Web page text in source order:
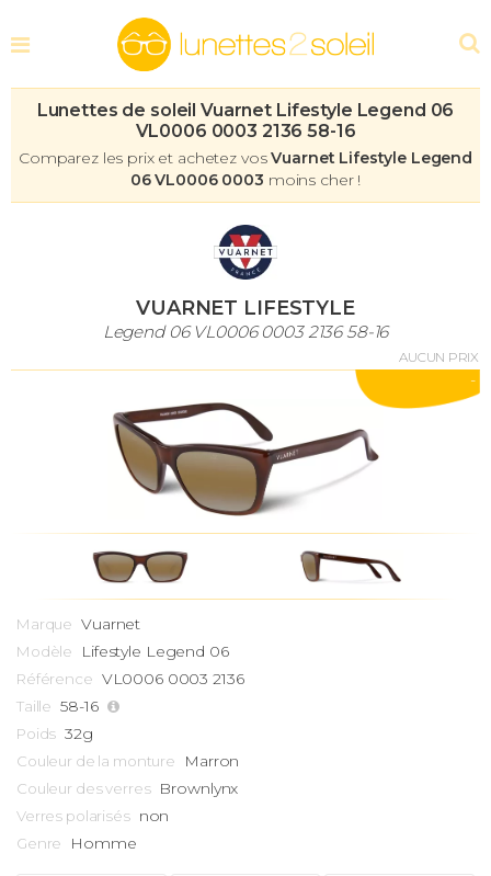
Lunettes de soleil Vuarnet Lifestyle Legend 06
VL0006 0003 2136 58-16
Comparez les prix et achetez vosVuarnet Lifestyle Legend
06 VL0006 0003 moins cher !
VUARNET LIFESTYLE
Legend 06 VL0006 0003 2136 58-16
AUCUN PRIX
-
Marque Vuarnet
Modèle Lifestyle Legend 06
Référence VL0006 0003 2136
Taille 58-16
Poids 32g
Couleur de la monture Marron
Couleur des verres Brownlynx
Verres polarisés non
Genre Homme